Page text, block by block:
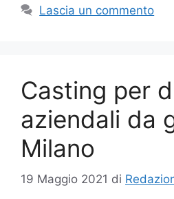
Lascia un commento
Casting per
aziendali da
Milano
19 Maggio 2021 di